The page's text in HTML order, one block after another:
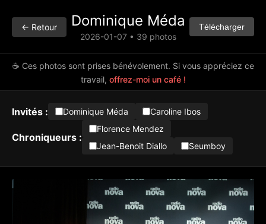
← Retour Dominique Méda
2026-01-07 • 39 photos
Télécharger
☕ Ces photos sont prises bénévolement. Si vous appréciez ce
travail, offrez-moi un café !
Invités : Dominique Méda Caroline Ibos
Chroniqueurs :
Florence Mendez
Jean-Benoit Diallo
Seumboy